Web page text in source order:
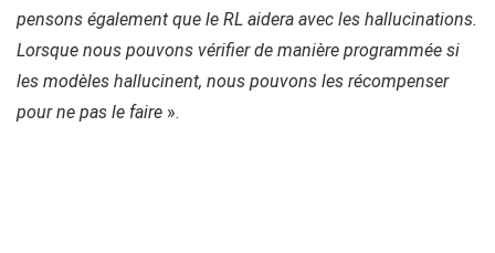
pensons également que le RL aidera avec les hallucinations.
Lorsque nous pouvons vérifier de manière programmée si
les modèles hallucinent, nous pouvons les récompenser
pour ne pas le faire ».